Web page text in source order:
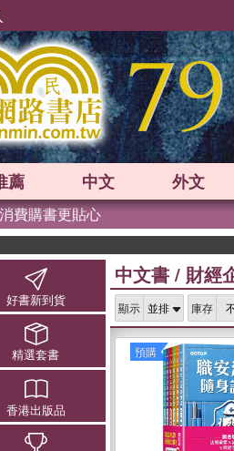
薦 中文 外文
費購書更貼心
好書新到貨
精選套書
香港出版品
中文書 / 財經
顯示 庫存
預購